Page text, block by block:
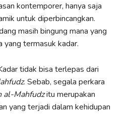
kontemporer, hanya saja
untuk diperbincangkan.
masih bingung mana yang
yang termasuk kadar.
tidak bisa terlepas dari
. Sebab, segala perkara
al-Mahfudzitu merupakan
yang terjadi dalam kehidupan